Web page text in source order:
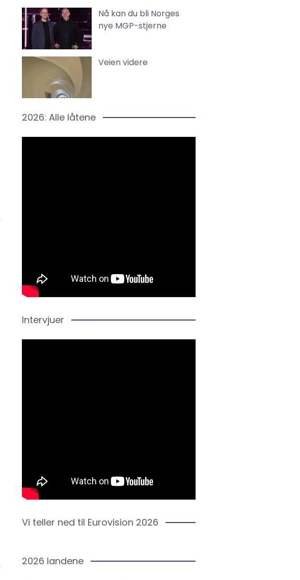
Nå kan du bli Norges
nye MGP-stjerne
Veien videre
2026: Alle låtene
Intervjuer
Vi teller ned til Eurovision 2026
2026 landene